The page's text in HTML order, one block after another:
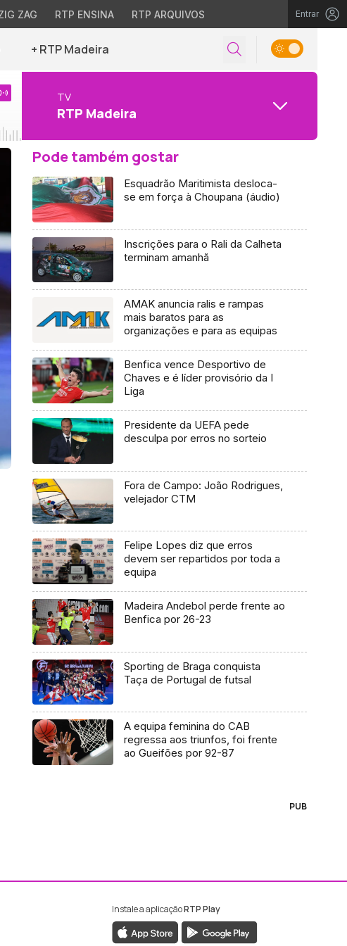
ZAG RTP ENSINA RTP ARQUIVOS Entrar
+ RTP Madeira
TV
RTP Madeira
Pode também gostar
Esquadrão Maritimista desloca-
se em força à Choupana (áudio)
Inscrições para o Rali da Calheta
terminam amanhã
AMAK anuncia ralis e rampas
mais baratos para as
organizações e para as equipas
Benfica vence Desportivo de
Chaves e é líder provisório da I
Liga
Presidente da UEFA pede
desculpa por erros no sorteio
Fora de Campo: João Rodrigues,
velejador CTM
Felipe Lopes diz que erros
devem ser repartidos por toda a
equipa
Madeira Andebol perde frente ao
Benfica por 26-23
Sporting de Braga conquista
Taça de Portugal de futsal
A equipa feminina do CAB
regressa aos triunfos, foi frente
ao Gueifões por 92-87
PUB
da RTP Madeira
Instagram da RTP Madeira
Instale a aplicaçãoRTP Play